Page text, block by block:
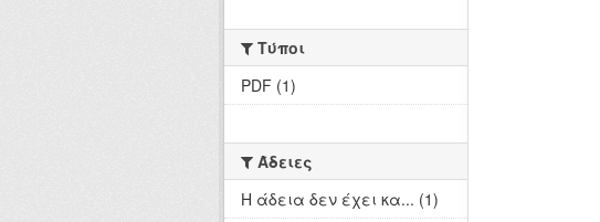
Τύποι
PDF (1)
Άδειες
Η άδεια δεν έχει κα... (1)